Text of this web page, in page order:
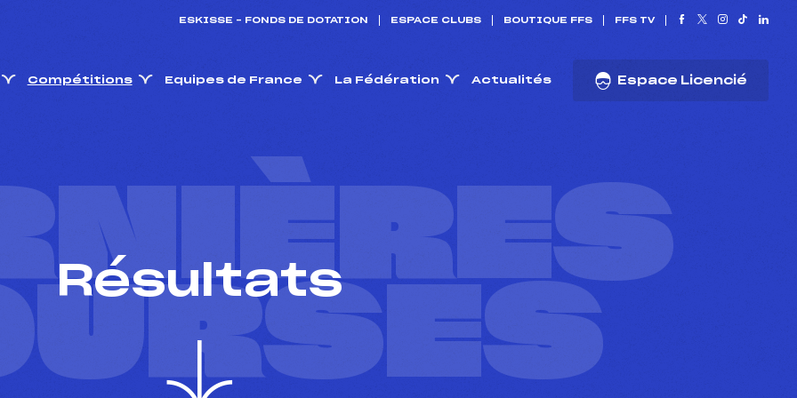
ESKISSE – FONDS DE DOTATION ESPACE CLUBS BOUTIQUE FFS FFS TV
Compétitions Equipes de France La Fédération Actualités Espace Licencié
Résultats